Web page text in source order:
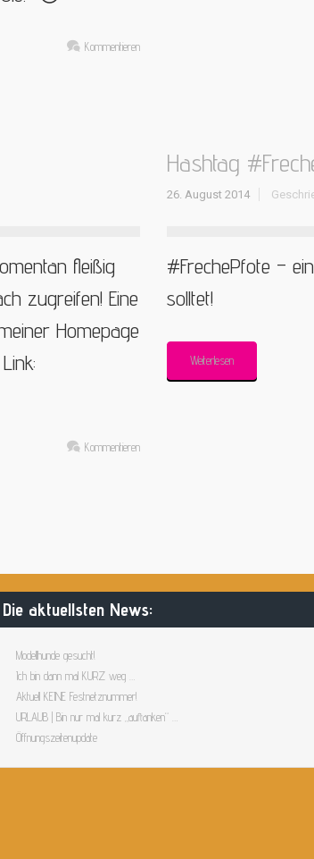
Kommentieren
fleißig
zugreifen! Eine
Homepage
Kommentieren
Hashtag
26. August 2014
#FrechePfote –
solltet!
Weiterlesen
Die aktuellsten News:
Modellhunde gesucht!
Ich bin dann mal KURZ weg …
Aktuell KEINE Festnetznummer!
URLAUB | Bin nur mal kurz „auftanken“ …
Öffnungszeitenupdate